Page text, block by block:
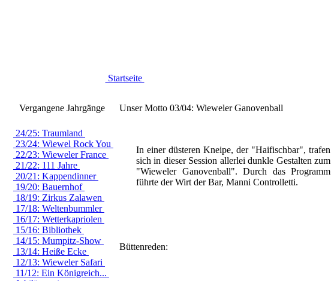
Startseite
Vergangene Jahrgänge
24/25: Traumland
23/24: Wiewel Rock You
22/23: Wieweler France
21/22: 111 Jahre
20/21: Kappendinner
19/20: Bauernhof
18/19: Zirkus Zalawen
17/18: Weltenbummler
16/17: Wetterkapriolen
15/16: Bibliothek
14/15: Mumpitz-Show
13/14: Heiße Ecke
12/13: Wieweler Safari
11/12: Ein Königreich...
Unser Motto 03/04: Wieweler Ganovenball
In einer düsteren Kneipe, der "Haifischbar", trafen
sich in dieser Session allerlei dunkle Gestalten zum
"Wieweler Ganovenball". Durch das Programm
führte der Wirt der Bar, Manni Controlletti.
Büttenreden: